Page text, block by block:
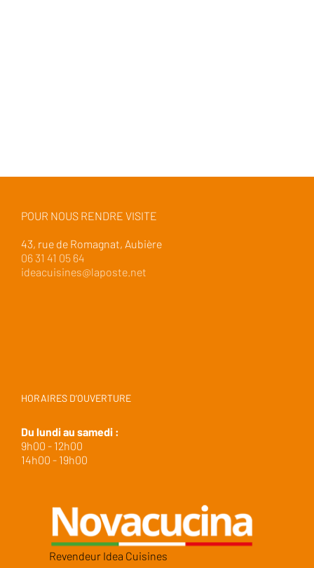
POUR NOUS RENDRE VISITE
43, rue de Romagnat, Aubière
06 31 41 05 64
ideacuisines@laposte.net
HORAIRES D’OUVERTURE
Du lundi au samedi :
9h00 - 12h00
14h00 - 19h00
Revendeur Idea Cuisines